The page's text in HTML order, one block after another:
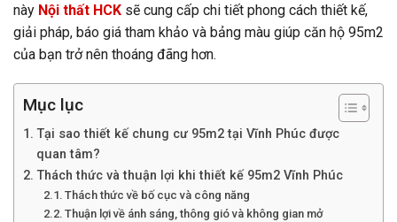
này Nội thất HCK sẽ cung cấp chi tiết phong cách thiết kế,
giải pháp, báo giá tham khảo và bảng màu giúp căn hộ 95m2
của bạn trở nên thoáng đãng hơn.
Mục lục
Tại sao thiết kế chung cư 95m2 tại Vĩnh Phúc được
quan tâm?
Thách thức và thuận lợi khi thiết kế 95m2 Vĩnh Phúc
Thách thức về bố cục và công năng
Thuận lợi về ánh sáng, thông gió và không gian mở